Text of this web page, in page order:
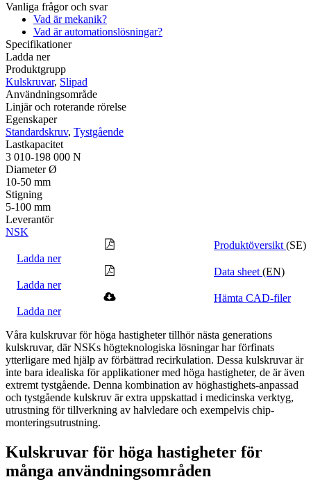
Vanliga frågor och svar
Vad är mekanik?
Vad är automationslösningar?
Specifikationer
Ladda ner
Produktgrupp
Kulskruvar, Slipad
Användningsområde
Linjär och roterande rörelse
Egenskaper
Standardskruv, Tystgående
Lastkapacitet
3 010-198 000 N
Diameter Ø
10-50 mm
Stigning
5-100 mm
Leverantör
NSK
Produktöversikt (SE)
Ladda ner
Data sheet (EN)
Ladda ner
Hämta CAD-filer
Ladda ner
Våra kulskruvar för höga hastigheter tillhör nästa generations
kulskruvar, där NSKs högteknologiska lösningar har förfinats
ytterligare med hjälp av förbättrad recirkulation. Dessa kulskruvar är
inte bara idealiska för applikationer med höga hastigheter, de är även
extremt tystgående. Denna kombination av höghastighets-anpassad
och tystgående kulskruv är extra uppskattad i medicinska verktyg,
utrustning för tillverkning av halvledare och exempelvis chip-
monteringsutrustning.
Kulskruvar för höga hastigheter för
många användningsområden